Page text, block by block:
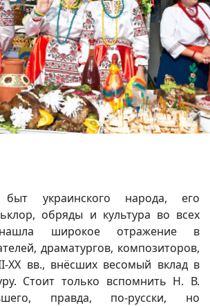
быт украинского народа, его
обряды и культура во всех
нашла широкое отражение в
драматургов, композиторов,
XX вв., внёсших весомый вклад в
Стоит только вспомнить Н. В.
правда, по-русски, но